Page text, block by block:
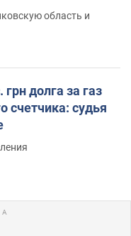
область и
долга за газ
счетчика: судья